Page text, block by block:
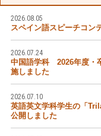
2026.08.05
スペイン語スピーチコン
2026.07.24
中国語学科 2026年度・
施しました
2026.07.10
英語英文学科学生の「
公開しました